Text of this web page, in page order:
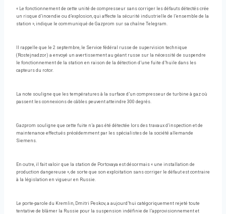
« Le fonctionnement de cette unité de compresseur sans corriger les défauts détectés crée
un risque d’incendie ou d’explosion, qui affecte la sécurité industrielle de l’ensemble de la
station », indique le communiqué de Gazprom sur sa chaîne Telegram.
Il rappelle que le 2 septembre, le Service fédéral russe de supervision technique
(Rostejnadzor) a envoyé un avertissement au géant russe sur la nécessité de suspendre
le fonctionnement de la station en raison de la détection d’une fuite d’huile dans les
capteurs du rotor.
La note souligne que les températures à la surface d’un compresseur de turbine à gaz où
passent les connexions de câbles peuvent atteindre 300 degrés.
Gazprom souligne que cette fuite n’a pas été détectée lors des travaux d’inspection et de
maintenance effectués précédemment par les spécialistes de la société allemande
Siemens.
En outre, il fait valoir que la station de Portovaya est désormais « une installation de
production dangereuse », de sorte que son exploitation sans corriger le défaut est contraire
à la législation en vigueur en Russie.
Le porte-parole du Kremlin, Dmitri Peskov, a aujourd’hui catégoriquement rejeté toute
tentative de blâmer la Russie pour la suspension indéfinie de l’approvisionnement et